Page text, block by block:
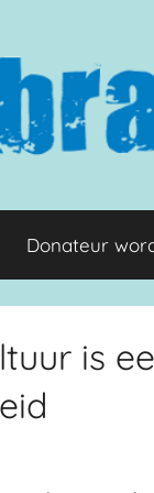
Donateur
is